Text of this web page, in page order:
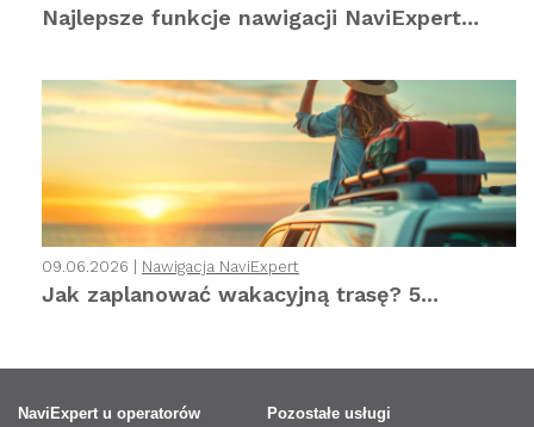
Najlepsze funkcje nawigacji NaviExpert...
09.06.2026 | Nawigacja NaviExpert
Jak zaplanować wakacyjną trasę? 5...
NaviExpert u operatorów Pozostałe usługi